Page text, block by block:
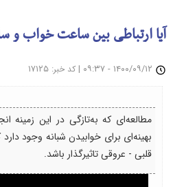
آیا ارتباطی بین ساعت خواب و
| کد خبر: ۱۷۱۲۵
مطالعه‌ای که به‌تازگی در این زمینه
بهینه‌ای برای خوابیدن شبانه وجود
قلبی - عروقی تاثیرگذار باشد.